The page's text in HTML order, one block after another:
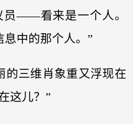
员——看来是一个人。
中的那个人。”
的三维肖象重又浮现在
这儿？”